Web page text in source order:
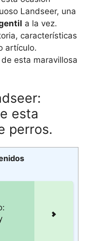
Landseer, una
a la vez.
características
artículo.
esta maravillosa
esta
perros.